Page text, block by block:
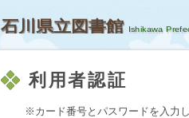
石川県立図書館
利用者認証
※カード番号とパスワードを入力